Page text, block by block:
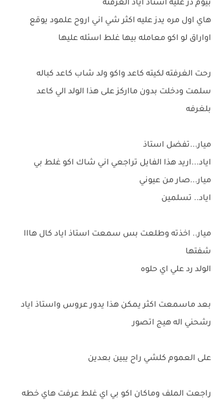
بيوم دز عليه استاذ اياد الغرفته
هاي اول مره يدز عليه اكثر شي اني اروح علمود يوقع
اواراق لو اكو معامله بيها غلط اسئله عليها
رحت الغرفته لكيته كاعد واكو ولد شاب كاعد كباله
سلمت ودخلت بدون مااركز على هذا الولد الي كاعد
بلغرفه
ميار...تفضل استاذ
اياد...اريد هذا الفايل تراجعي اني شاك اكو غلط بي
ميار...صار من عيوني
اياد.. تسلمين
ميار.. اخذته وطلعت بس سمعت استاذ اياد كال هااا
شفتها
الولد رد علي اي حلوه
بعد ماسمعت اكثر يمكن هذا يدور عروس واستاذ اياد
رشحني اله هيج اتصور
على العموم كلشي راح يبين بعدين
راجعت الملف وماكان اكو بي اي غلط عرفت هاي خطه